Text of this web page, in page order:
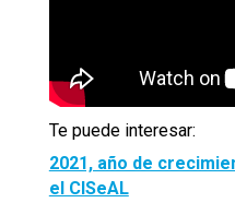
Te puede interesar:
2021, año de
el CISeAL